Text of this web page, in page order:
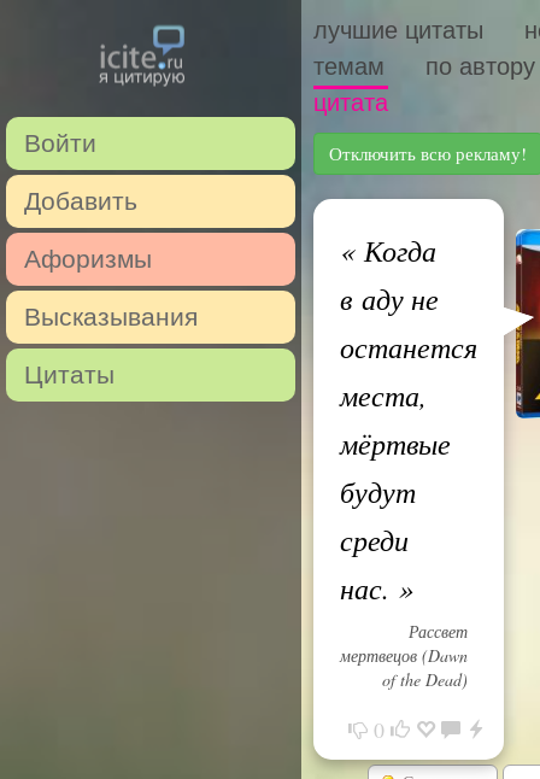
Войти
Добавить
Афоризмы
Высказывания
Цитаты
лучшие цитаты
темам
по автору
цитата
Отключить всю рекламу!
«Когда
в аду не
останется
места,
мёртвые
будут
среди
нас. »
Рассвет
мертвецов (Dawn
of the Dead)
0